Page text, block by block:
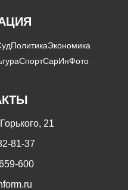
ПолитикаЭкономика
СпортСарИнФото
21
81-37
600